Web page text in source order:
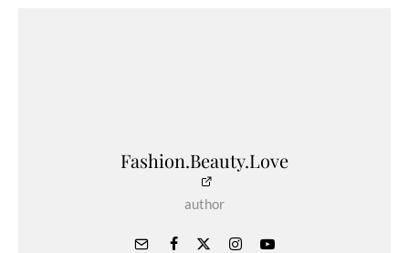
Fashion.Beauty.Love
author